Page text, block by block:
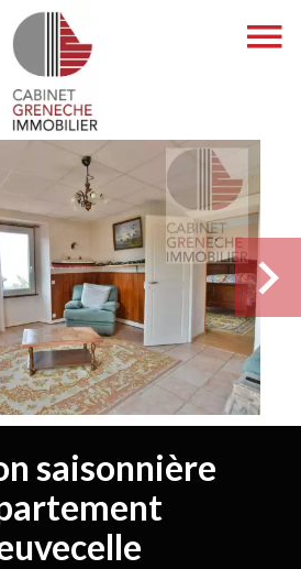
saisonnière